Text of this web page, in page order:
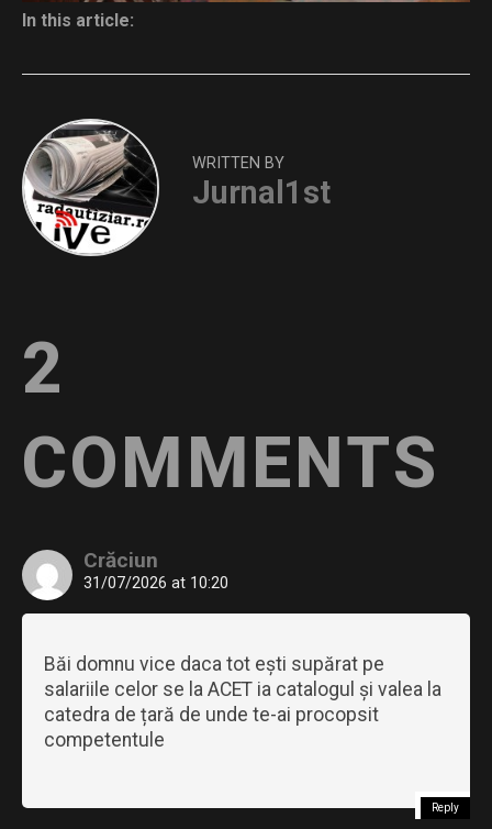
In this article:
WRITTEN BY
Jurnal1st
2
COMMENTS
Crăciun
31/07/2026 at 10:20
Băi domnu vice daca tot ești supărat pe
salariile celor se la ACET ia catalogul și valea la
catedra de țară de unde te-ai procopsit
competentule
Reply